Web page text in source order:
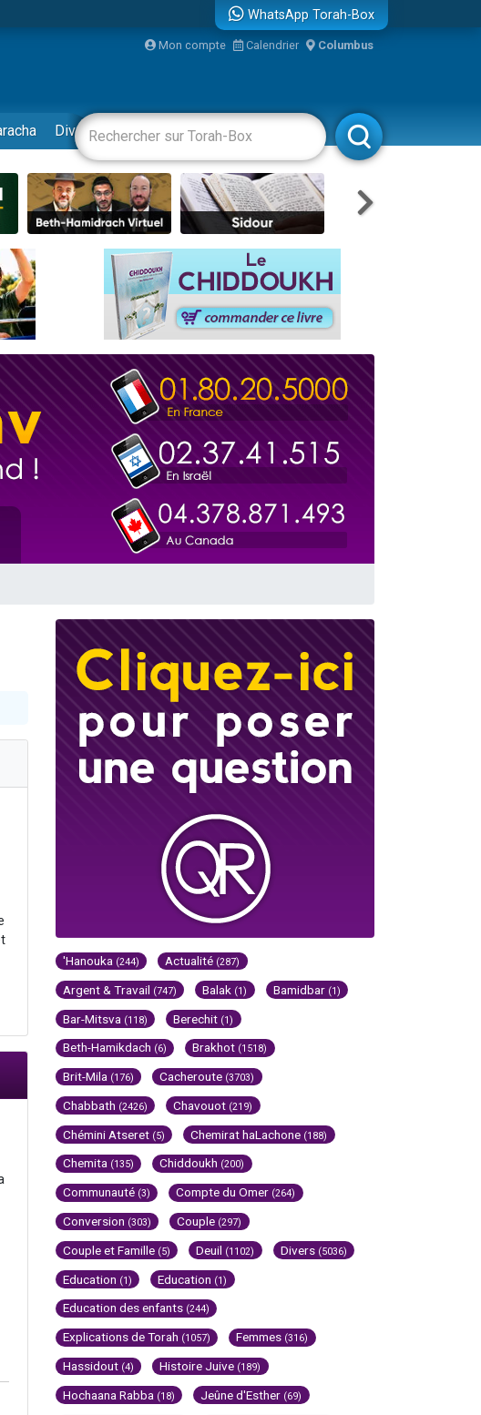
insalubre
à travers le temps
de perdre leur maman
de violences...
WhatsApp Torah-Box
Mon compte Calendrier Columbus
Divertissements Livres Rabbanim
'Hanouka (244) Actualité (287)
Argent & Travail (747) Balak (1) Bamidbar (1)
Bar-Mitsva (118) Berechit (1)
Beth-Hamikdach (6) Brakhot (1518)
Brit-Mila (176) Cacheroute (3703)
Chabbath (2426) Chavouot (219)
Chémini Atseret (5) Chemirat haLachone (188)
Chemita (135) Chiddoukh (200)
Communauté (3) Compte du Omer (264)
Conversion (303) Couple (297)
Couple et Famille (5) Deuil (1102) Divers (5036)
Education (1) Education (1)
Education des enfants (244)
Explications de Torah (1057) Femmes (316)
Hassidout (4) Histoire Juive (189)
Hochaana Rabba (18) Jeûne d'Esther (69)